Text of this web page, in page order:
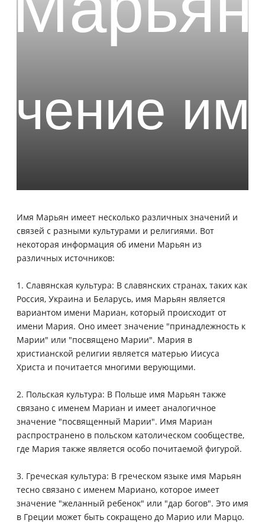
Имя Марьян имеет несколько различных значений и
связей с разными культурами и религиями. Вот
некоторая информация об имени Марьян из
различных источников:
1. Славянская культура: В славянских странах, таких как
Россия, Украина и Беларусь, имя Марьян является
вариантом имени Мариан, который происходит от
имени Мария. Оно имеет значение "принадлежность к
Марии" или "посвящено Марии". Мария в
христианской религии является матерью Иисуса
Христа и почитается многими верующими.
2. Польская культура: В Польше имя Марьян также
связано с именем Мариан и имеет аналогичное
значение "посвященный Марии". Имя Мариан
распространено в польском католическом сообществе,
где Мария также является особо почитаемой фигурой.
3. Греческая культура: В греческом языке имя Марьян
тесно связано с именем Мариано, которое имеет
значение "желанный ребенок" или "дар богов". Это имя
в Греции может быть сокращено до Марио или Марцо.